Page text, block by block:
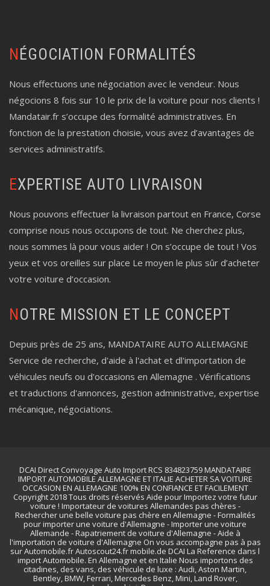
NÉGOCIATION FORMALITÉS
Nous effectuons une négociation avec le vendeur. Nous
négocions 8 fois sur 10 le prix de la voiture pour nos clients !
Mandatair.fr s’occupe des formalité administratives. En
fonction de la prestation choisie, vous avez d’avantages de
services administratifs.
EXPERTISE AUTO LIVRAISON
Nous pouvons effectuer la livraison partout en France, Corse
comprise nous nous occupons de tout. Ne cherchez plus,
nous sommes là pour vous aider ! On s’occupe de tout ! Vos
yeux et vos oreilles sur place Le moyen le plus sûr d’acheter
votre voiture d’occasion.
NOTRE MISSION ET LE CONCEPT
Depuis près de 25 ans, MANDATAIRE AUTO ALLEMAGNE
Service de recherche, d'aide à l'achat et dl'importation de
véhicules neufs ou d'occasions en Allemagne . Vérifications
et traductions d'annonces, gestion administrative, expertise
mécanique, négociations.
DCAI Direct Convoyage Auto Import RCS 834823759 MANDATAIRE
IMPORT AUTOMOBILE ALLEMAGNE ET ITALIE ACHETER SA VOITURE
OCCASION EN ALLEMAGNE 100% EN CONFIANCE ET FACILEMENT
Copyright 2018 Tous droits réservés Aide pour Importez votre futur
voiture ! Importateur de voitures Allemandes pas chères -
Rechercher une belle voiture pas chère en Allemagne - Formalités
pour importer une voiture d'Allemagne - Importer une voiture
Allemande - Rapatriement de voiture d'Allemagne - Aide à
l'importation de voiture d'Allemagne On vous accompagne pas à pas
sur Automobile.fr Autoscout24.fr mobile.de DCAI La Reference dans l
import Automobile. En Allemagne et en Italie Nous importons des
citadines, des vans, des véhicule de luxe : Audi, Aston Martin,
Bentley, BMW, Ferrari, Mercedes Benz, Mini, Land Rover,